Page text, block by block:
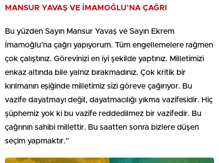
MANSUR YAVAŞ VE İMAMOĞLU’NA ÇAĞRI
Bu yüzden Sayın Mansur Yavaş ve Sayın Ekrem
İmamoğlu’na çağrı yapıyorum. Tüm engellemelere rağmen
çok çalıştınız. Görevinizi en iyi şekilde yaptınız. Milletimizi
enkaz altında bile yalnız bırakmadınız. Çok kritik bir
kırılmanın eşiğinde milletimiz sizi göreve çağırıyor. Bu
vazife dayatmayı değil, dayatmacılığı yıkma vazifesidir. Hiç
şüphemiz yok ki bu vazife reddedilmez bir vazifedir. Bu
çağrının sahibi millettir. Bu saatten sonra bizlere düşen
seçim yapmaktır.”